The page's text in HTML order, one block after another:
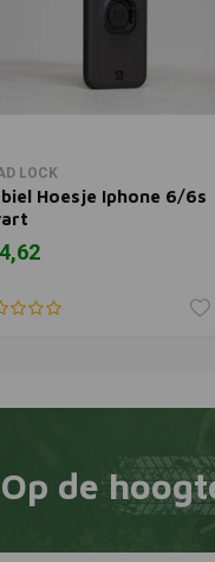
In winkelwagen
LOCK
Hoesje Iphone 6/6s
Op de